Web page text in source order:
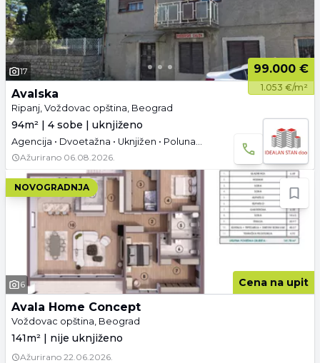
17 99.000 €
1.053 €/m²
Avalska
Ripanj, Voždovac opština, Beograd
94m² | 4 sobe | uknjiženo
Agencija • Dvoetažna • Uknjižen • Polunamešteno
Ažurirano 06.08.2026.
NOVOGRADNJA
6 Cena na upit
Avala Home Concept
Voždovac opština, Beograd
141m² | nije uknjiženo
Ažurirano 22.06.2026.